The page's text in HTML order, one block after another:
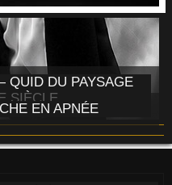
QUID DU PAYSAGE
SIÈCLE
EN APNÉE